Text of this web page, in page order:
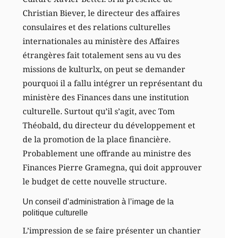
Christian Biever, le directeur des affaires
consulaires et des relations culturelles
internationales au ministère des Affaires
étrangères fait totalement sens au vu des
missions de kulturlx, on peut se demander
pourquoi il a fallu intégrer un représentant du
ministère des Finances dans une institution
culturelle. Surtout qu’il s’agit, avec Tom
Théobald, du directeur du développement et
de la promotion de la place financière.
Probablement une offrande au ministre des
Finances Pierre Gramegna, qui doit approuver
le budget de cette nouvelle structure.
Un conseil d’administration à l’image de la
politique culturelle
L’impression de se faire présenter un chantier